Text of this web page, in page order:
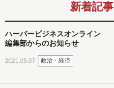
新着記事
ハーバービジネスオンライン
編集部からのお知らせ
2021.05.07 政治・経済